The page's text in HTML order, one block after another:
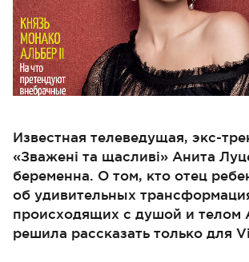
Известная телеведущая, экс-
«Зважені та щасливі» Анита
беременна. О том, кто отец
об удивительных
происходящих с душой и телом
решила рассказать только для